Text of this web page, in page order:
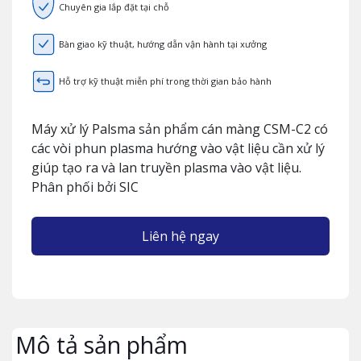
Chuyên gia lắp đặt tại chỗ
Bàn giao kỹ thuật, hướng dẫn vận hành tại xưởng
Hỗ trợ kỹ thuật miễn phí trong thời gian bảo hành
Máy xử lý Palsma sản phẩm cán màng CSM-C2 có
các vòi phun plasma hướng vào vật liệu cần xử lý
giúp tạo ra và lan truyền plasma vào vật liệu.
Phân phối bởi SIC
Liên hệ ngay
Mô tả sản phẩm